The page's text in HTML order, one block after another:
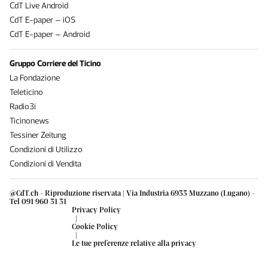
@CdT.ch - Riproduzione riservata | Via Industria 6933 Muzzano (Lugano) -
Tel 091 960 31 31
Privacy Policy
|
Cookie Policy
|
Le tue preferenze relative alla privacy
CdT Live Android
CdT E-paper – iOS
CdT E-paper – Android
Gruppo Corriere del Ticino
La Fondazione
Teleticino
Radio3i
Ticinonews
Tessiner Zeitung
Condizioni di Utilizzo
Condizioni di Vendita